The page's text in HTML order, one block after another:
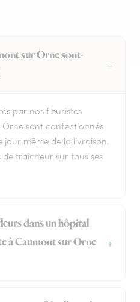
sur Orne sont-
par nos fleuristes
sont confectionnés
jour même de la livraison.
fraîcheur sur tous ses
dans un hôpital
à Caumont sur Orne